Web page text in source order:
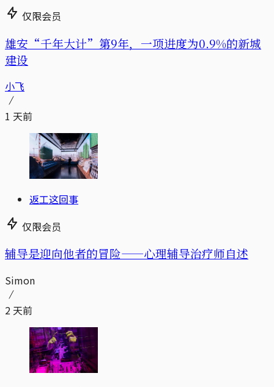
仅限会员
雄安“千年大计”第9年，一项进度为0.9%的新城
建设
小飞
1 天前
返工这回事
仅限会员
辅导是迎向他者的冒险——心理辅导治疗师自述
Simon
2 天前